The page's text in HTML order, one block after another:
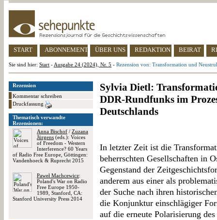
START ABONNEMENT ÜBER UNS REDAKTION BEIRAT
Sie sind hier: Start - Ausgabe 24 (2024), Nr. 5 - Rezension von: Transformation und
Rezension
Kommentar schreiben
Druckfassung
Thematisch verwandte
Rezensionen:
Anna Bischof / Zuzana
Jürgens (eds.): Voices
of Freedom - Western
Interference? 60 Years
of Radio Free Europe, Göttingen:
Vandenhoeck & Ruprecht 2015
Paweł Machcewicz:
Poland's War on Radio
Free Europe 1950-
1989, Stanford, CA:
Stanford University Press 2014
Sylvia Dietl:
DDR-Rundfunks im
Deutschlands
In letzter Zeit ist die
beherrschten Gesellschaften in
Gegenstand der
anderem aus einer als
der Suche nach ihren
die Konjunktur einschlägiger
auf die erneute Polarisierung